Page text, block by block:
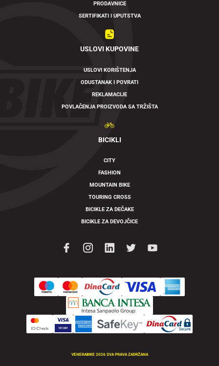
PRODAVNICE
SERTIFIKATI I UPUTSTVA
USLOVI KUPOVINE
USLOVI KORIŠTENJA
ODUSTANAK I POVRATI
REKLAMACIJE
POVLAČENJA PROIZVODA SA TRŽIŠTA
BICIKLI
CITY
FASHION
MOUNTAIN BIKE
TOURING CROSS
BICIKLE ZA DEČAKE
BICIKLE ZA DEVOJČICE
VENERABIKE 2026 SVA PRAVA ZADRŽANA